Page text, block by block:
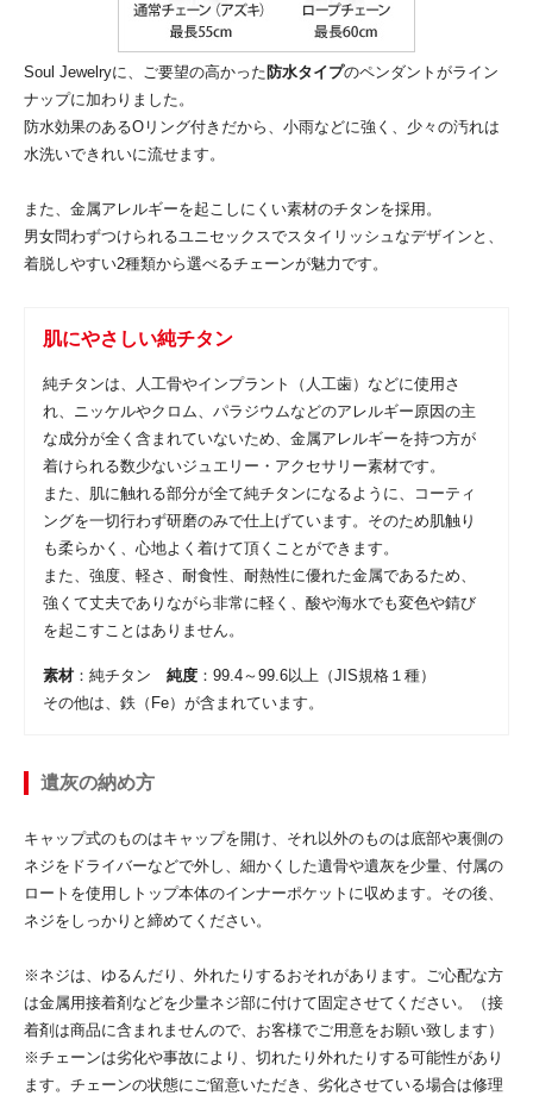
Soul Jewelryに、ご要望の高かった 防水タイプのペンダントがライン
ナップに加わりました。
防水効果のあるOリング付きだから、小雨などに強く、少々の汚れは
水洗いできれいに流せます。
また、金属アレルギーを起こしにくい素材のチタンを採用。
男女問わずつけられるユニセックスでスタイリッシュなデザインと、
着脱しやすい2種類から選べるチェーンが魅力です。
肌にやさしい純チタン
純チタンは、人工骨やインプラント（人工歯）などに使用さ
れ、ニッケルやクロム、パラジウムなどのアレルギー原因の主
な成分が全く含まれていないため、金属アレルギーを持つ方が
着けられる数少ないジュエリー・アクセサリー素材です。
また、肌に触れる部分が全て純チタンになるように、コーティ
ングを一切行わず研磨のみで仕上げています。そのため肌触り
も柔らかく、心地よく着けて頂くことができます。
また、強度、軽さ、耐食性、耐熱性に優れた金属であるため、
強くて丈夫でありながら非常に軽く、酸や海水でも変色や錆び
を起こすことはありません。
素材 ：純チタン 純度 ：99.4～99.6以上（JIS規格１種）
その他は、鉄（Fe）が含まれています。
遺灰の納め方
キャップ式のものはキャップを開け、それ以外のものは底部や裏側の
ネジをドライバーなどで外し、細かくした遺骨や遺灰を少量、付属の
ロートを使用しトップ本体のインナーポケットに収めます。その後、
ネジをしっかりと締めてください。
※ネジは、ゆるんだり、外れたりするおそれがあります。ご心配な方
は金属用接着剤などを少量ネジ部に付けて固定させてください。（接
着剤は商品に含まれませんので、お客様でご用意をお願い致します）
※チェーンは劣化や事故により、切れたり外れたりする可能性があり
ます。チェーンの状態にご留意いただき、劣化させている場合は修理